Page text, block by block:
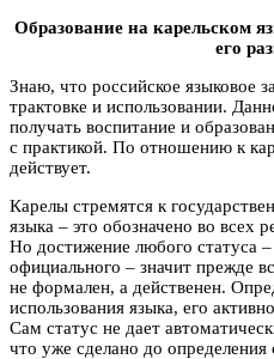
Образование на карельском
его
Знаю, что российское языковое
трактовке и использовании.
получать воспитание и
с практикой. По отношению к
действует.
Карелы стремятся к
языка – это обозначено во всех
Но достижение любого статуса –
официального – значит прежде
не формален, а действенен.
использования языка, его
Сам статус не дает
что уже сделано до определения